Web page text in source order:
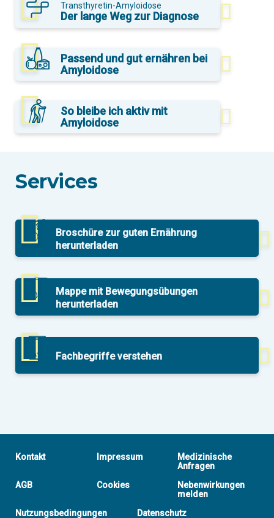
Transthyretin-Amyloidose
Der lange Weg zur Diagnose
Passend und gut ernähren bei
Amyloidose
So bleibe ich aktiv mit
Amyloidose
Services
Broschüre zur guten Ernährung
herunterladen
Mappe mit Bewegungsübungen
herunterladen
Fachbegriffe verstehen
Kontakt Impressum
Medizinische
Anfragen
AGB
Cookies
Nebenwirkungen
melden
Nutzungsbedingungen
Datenschutz